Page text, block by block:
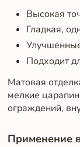
Высокая
Гладкая,
Подходит
Матовая
мелкие
ограждений,
Применение